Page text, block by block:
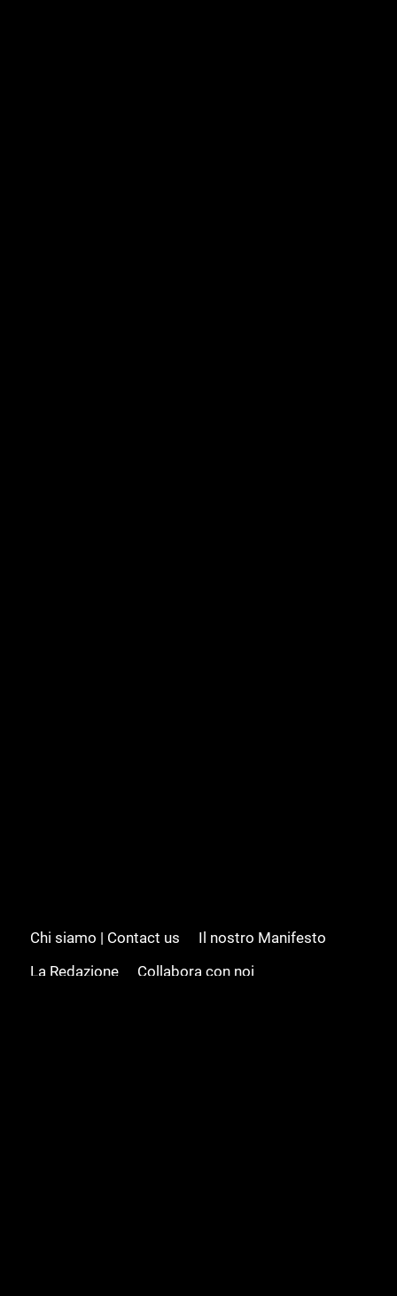
Chi siamo | Contact us
Il nostro Manifesto
La Redazione
Collabora con noi